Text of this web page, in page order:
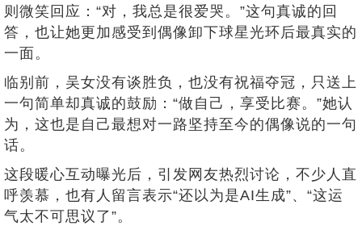
则微笑回应：“对，我总是很爱哭。”这句真诚的回
答，也让她更加感受到偶像卸下球星光环后最真实的
一面。
临别前，吴女没有谈胜负，也没有祝福夺冠，只送上
一句简单却真诚的鼓励：“做自己，享受比赛。”她认
为，这也是自己最想对一路坚持至今的偶像说的一句
话。
这段暖心互动曝光后，引发网友热烈讨论，不少人直
呼羡慕，也有人留言表示“还以为是AI生成”、“这运
气太不可思议了”。